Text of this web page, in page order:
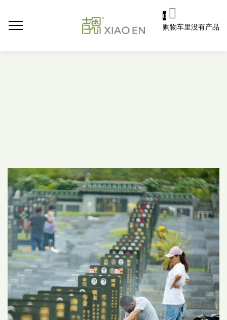
0
购物车里没有产品